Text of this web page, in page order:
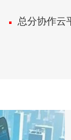
总分协作云